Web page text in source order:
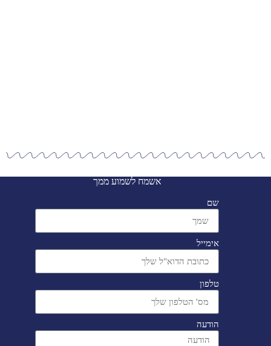
אשמח לשמוע ממך
שם
אימייל
טלפון
הודעה